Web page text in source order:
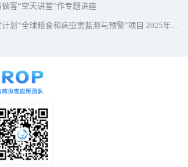
客“空天讲堂”作专题讲座
“全球粮食和病虫害监测与预警”项目 2025年度进展汇报和学术交